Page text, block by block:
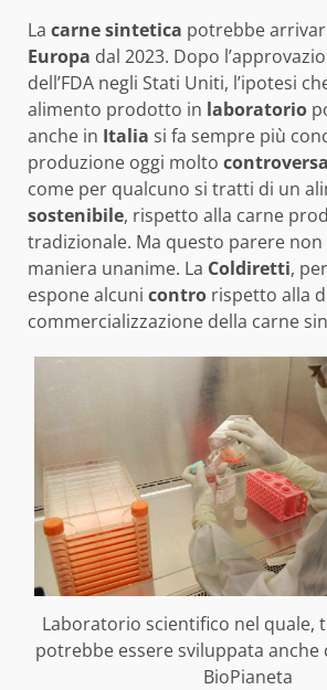
La carne sintetica potrebbe
Europa dal 2023. Dopo
dell’FDA negli Stati Uniti, l’ipotesi
alimento prodotto in laboratorio
anche in Italia si fa sempre più
produzione oggi molto controversa
come per qualcuno si tratti di un
sostenibile, rispetto alla carne
tradizionale. Ma questo parere non
maniera unanime. La Coldiretti,
espone alcuni contro rispetto alla
commercializzazione della carne
Laboratorio scientifico nel quale,
potrebbe essere sviluppata anche
BioPianeta